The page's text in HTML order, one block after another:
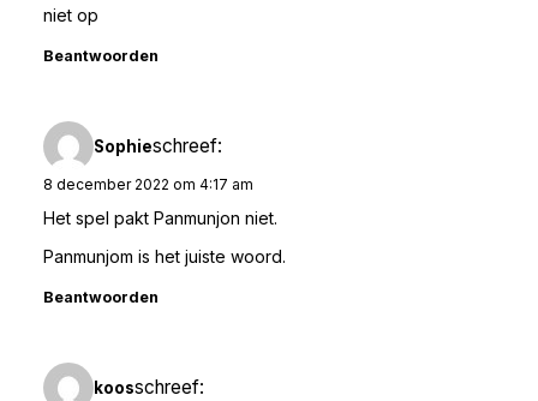
niet op
Beantwoorden
Sophieschreef:
8 december 2022 om 4:17 am
Het spel pakt Panmunjon niet.
Panmunjom is het juiste woord.
Beantwoorden
koosschreef: